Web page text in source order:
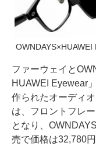
OWNDAYS×HUAWEI
ファーウェイと
HUAWEI Eyewear
作られたオーディ
は、フロントフレ
となり、
売で価格は32,780円